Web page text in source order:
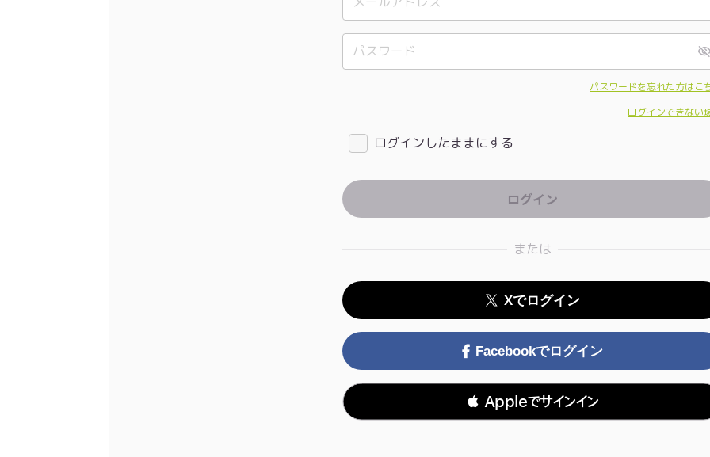
パスワードを忘れた方はこ
ログインできない
ログインしたままにする
または
Xでログイン
Facebookでログイン
 Appleでサインイン